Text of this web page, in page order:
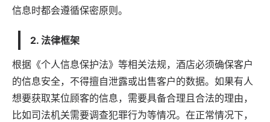
信息时都会遵循保密原则。
2. 法律框架
根据《个人信息保护法》等相关法规，酒店必须确保客户
的信息安全，不得擅自泄露或出售客户的数据。如果有人
想要获取某位顾客的信息，需要具备合理且合法的理由，
比如司法机关需要调查犯罪行为等情况。在正常情况下，